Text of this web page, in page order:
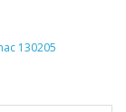
130205